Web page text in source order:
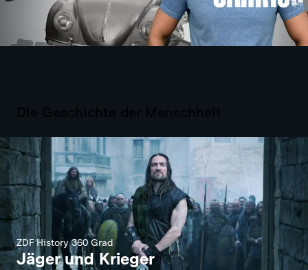
Die Geschichte der Menschheit
ZDF History 360 Grad
Jäger und Krieger